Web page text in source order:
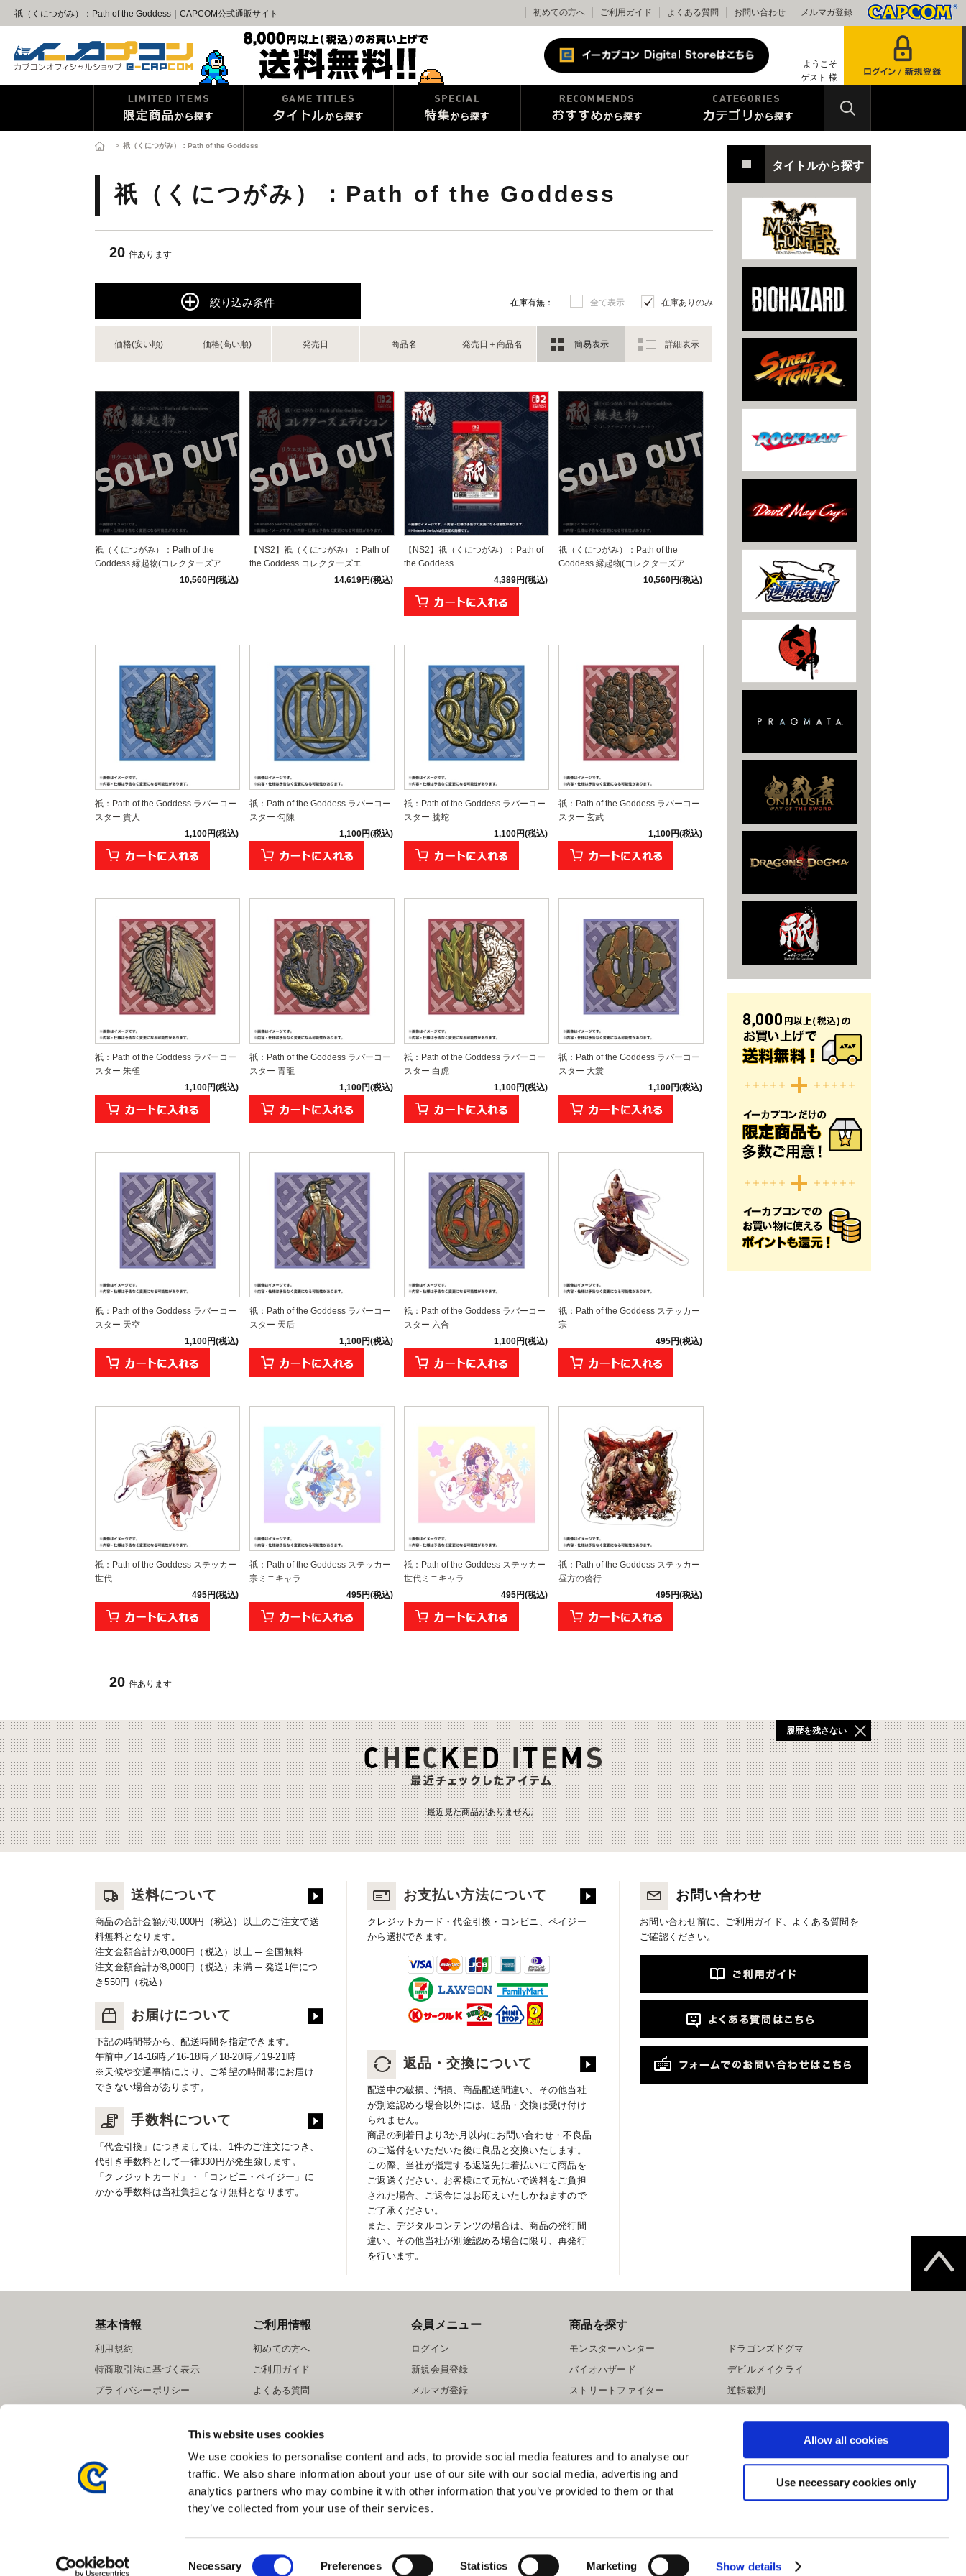
This website uses cookies
We use cookies to personalise content and ads, to provide social media features and to analyse our
traffic. We also share information about your use of our site with our social media, advertising and
analytics partners who may combine it with other information that you’ve provided to them or that
they’ve collected from your use of their services.
Necessary Preferences Statistics Marketing Show details
Allow all cookies
Use necessary cookies only
祇（くにつがみ）：Path of the Goddess｜CAPCOM公式通販サイト 初めての方へ ご利用ガイド よくある質問 お問い合わせ メルマガ登録
ようこそ
ゲスト 様
> 祇（くにつがみ）：Path of the Goddess
祇（くにつがみ）：Path of the Goddess
20 件あります
絞り込み条件 在庫有無： 全て表示 在庫ありのみ
価格(安い順) 価格(高い順) 発売日 商品名 発売日＋商品名 簡易表示 詳細表示
祇（くにつがみ）：Path of the
Goddess 縁起物(コレクターズア...
10,560円(税込)
【NS2】祇（くにつがみ）：Path of
the Goddess コレクターズエ...
14,619円(税込)
【NS2】祇（くにつがみ）：Path of
the Goddess
4,389円(税込)
祇（くにつがみ）：Path of the
Goddess 縁起物(コレクターズア...
10,560円(税込)
祇：Path of the Goddess ラバーコー
スター 貴人
1,100円(税込)
祇：Path of the Goddess ラバーコー
スター 勾陳
1,100円(税込)
祇：Path of the Goddess ラバーコー
スター 騰蛇
1,100円(税込)
祇：Path of the Goddess ラバーコー
スター 玄武
1,100円(税込)
祇：Path of the Goddess ラバーコー
スター 朱雀
1,100円(税込)
祇：Path of the Goddess ラバーコー
スター 青龍
1,100円(税込)
祇：Path of the Goddess ラバーコー
スター 白虎
1,100円(税込)
祇：Path of the Goddess ラバーコー
スター 大裳
1,100円(税込)
祇：Path of the Goddess ラバーコー
スター 天空
1,100円(税込)
祇：Path of the Goddess ラバーコー
スター 天后
1,100円(税込)
祇：Path of the Goddess ラバーコー
スター 六合
1,100円(税込)
祇：Path of the Goddess ステッカー
宗
495円(税込)
祇：Path of the Goddess ステッカー
世代
495円(税込)
祇：Path of the Goddess ステッカー
宗ミニキャラ
495円(税込)
祇：Path of the Goddess ステッカー
世代ミニキャラ
495円(税込)
祇：Path of the Goddess ステッカー
昼方の啓行
495円(税込)
20 件あります
タイトルから探す
最近見た商品がありません。
履歴を残さない
送料について
商品の合計金額が8,000円（税込）以上のご注文で送
料無料となります。
注文金額合計が8,000円（税込）以上 ─ 全国無料
注文金額合計が8,000円（税込）未満 ─ 発送1件につ
き550円（税込）
お届けについて
下記の時間帯から、配送時間を指定できます。
午前中／14-16時／16-18時／18-20時／19-21時
※天候や交通事情により、ご希望の時間帯にお届け
できない場合があります。
手数料について
「代金引換」につきましては、1件のご注文につき、
代引き手数料として一律330円が発生致します。
「クレジットカード」・「コンビニ・ペイジー」に
かかる手数料は当社負担となり無料となります。
お支払い方法について
クレジットカード・代金引換・コンビニ、ペイジー
から選択できます。
返品・交換について
配送中の破損、汚損、商品配送間違い、その他当社
が別途認める場合以外には、返品・交換は受け付け
られません。
商品の到着日より3か月以内にお問い合わせ・不良品
のご送付をいただいた後に良品と交換いたします。
この際、当社が指定する返送先に着払いにて商品を
ご返送ください。お客様にて元払いで送料をご負担
された場合、ご返金にはお応えいたしかねますので
ご了承ください。
また、デジタルコンテンツの場合は、商品の発行間
違い、その他当社が別途認める場合に限り、再発行
を行います。
お問い合わせ
お問い合わせ前に、ご利用ガイド、よくある質問を
ご確認ください。
基本情報
利用規約
特商取引法に基づく表示
プライバシーポリシー
ご利用情報
初めての方へ
ご利用ガイド
よくある質問
提携サイト募集
会員メニュー
ログイン
新規会員登録
メルマガ登録
商品を探す
モンスターハンター
バイオハザード
ストリートファイター
ドラゴンズドグマ
デビルメイクライ
逆転裁判
スマートフォン版を表示する